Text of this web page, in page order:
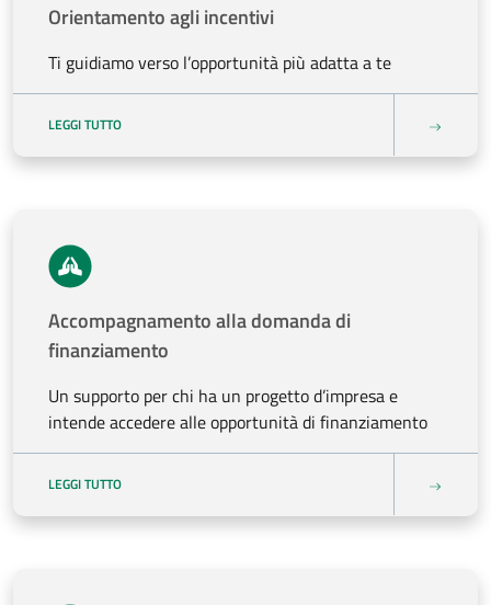
Orientamento agli incentivi
Ti guidiamo verso l’opportunità più adatta a te
LEGGI TUTTO
Accompagnamento alla domanda di
finanziamento
Un supporto per chi ha un progetto d’impresa e
intende accedere alle opportunità di finanziamento
LEGGI TUTTO